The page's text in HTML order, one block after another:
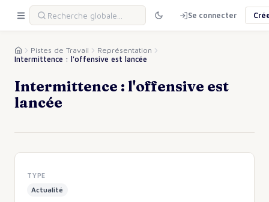
Se connecter
Pistes de Travail
Représentation
Intermittence : l'offensive est lancée
Intermittence : l'offensive est
lancée
TYPE
Actualité